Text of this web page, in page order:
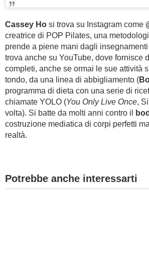
Cassey Ho si trova su Instagram come
creatrice di POP Pilates, una
prende a piene mani dagli insegnamenti
trova anche su YouTube, dove fornisce
completi, anche se ormai le sue attività
tondo, da una linea di abbigliamento (
programma di dieta con una serie di
chiamate YOLO (You Only Live Once,
volta). Si batte da molti anni contro il
costruzione mediatica di corpi perfetti
realtà.
Potrebbe anche interessarti